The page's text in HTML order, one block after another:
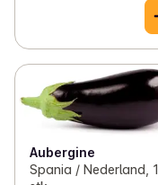
Aubergine
Spania / Nederland, 1